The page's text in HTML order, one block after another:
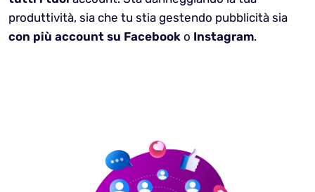
produttività, sia che tu stia gestendo pubblicità sia
con più account su Facebook o Instagram.